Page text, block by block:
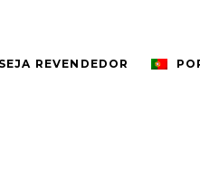
SEJA REVENDEDOR